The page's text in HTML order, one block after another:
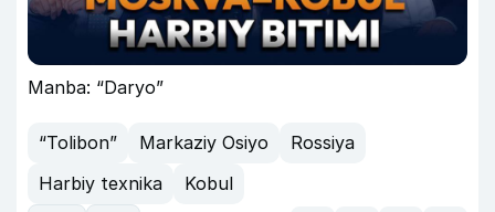
Manba: “Daryo”
“Tolibon” Markaziy Osiyo
Rossiya
Harbiy texnika
Kobul